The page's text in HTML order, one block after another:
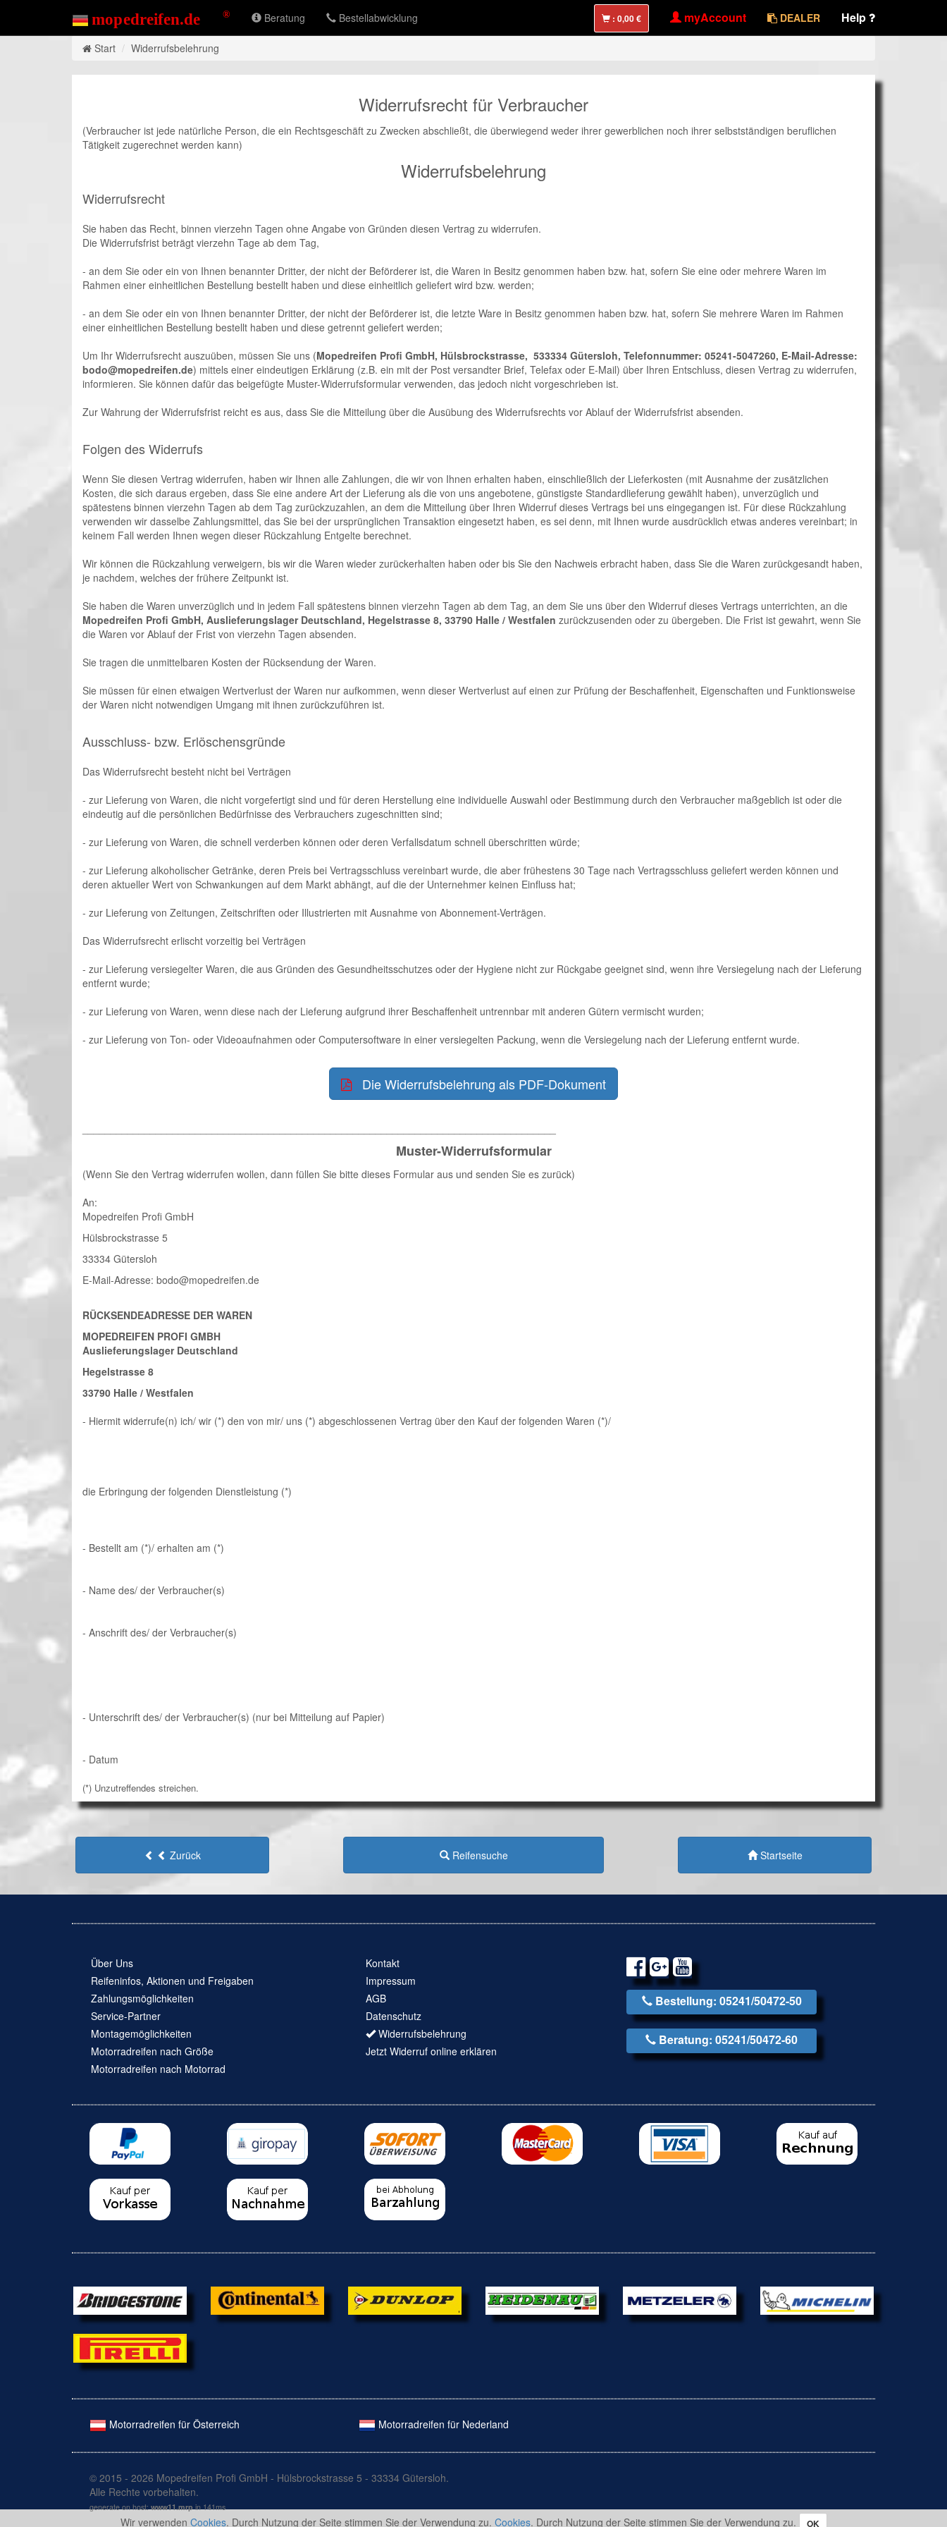
Beratung Bestellabwicklung : myAccount DEALER Help
Start Widerrufsbelehrung
Widerrufsrecht für Verbraucher
(Verbraucher ist jede natürliche Person, die ein Rechtsgeschäft zu Zwecken abschließt, die überwiegend weder ihrer gewerblichen noch ihrer selbstständigen beruflichen
Tätigkeit zugerechnet werden kann)
Widerrufsbelehrung
Widerrufsrecht
Sie haben das Recht, binnen vierzehn Tagen ohne Angabe von Gründen diesen Vertrag zu widerrufen.
Die Widerrufsfrist beträgt vierzehn Tage ab dem Tag,
- an dem Sie oder ein von Ihnen benannter Dritter, der nicht der Beförderer ist, die Waren in Besitz genommen haben bzw. hat, sofern Sie eine oder mehrere Waren im
Rahmen einer einheitlichen Bestellung bestellt haben und diese einheitlich geliefert wird bzw. werden;
- an dem Sie oder ein von Ihnen benannter Dritter, der nicht der Beförderer ist, die letzte Ware in Besitz genommen haben bzw. hat, sofern Sie mehrere Waren im Rahmen
einer einheitlichen Bestellung bestellt haben und diese getrennt geliefert werden;
Um Ihr Widerrufsrecht auszuüben, müssen Sie uns (Mopedreifen Profi GmbH, Hülsbrockstrasse, 533334 Gütersloh, Telefonnummer: 05241-5047260, E-Mail-Adresse:
bodo@mopedreifen.de) mittels einer eindeutigen Erklärung (z.B. ein mit der Post versandter Brief, Telefax oder E-Mail) über Ihren Entschluss, diesen Vertrag zu widerrufen,
informieren. Sie können dafür das beigefügte Muster-Widerrufsformular verwenden, das jedoch nicht vorgeschrieben ist.
Zur Wahrung der Widerrufsfrist reicht es aus, dass Sie die Mitteilung über die Ausübung des Widerrufsrechts vor Ablauf der Widerrufsfrist absenden.
Folgen des Widerrufs
Wenn Sie diesen Vertrag widerrufen, haben wir Ihnen alle Zahlungen, die wir von Ihnen erhalten haben, einschließlich der Lieferkosten (mit Ausnahme der zusätzlichen
Kosten, die sich daraus ergeben, dass Sie eine andere Art der Lieferung als die von uns angebotene, günstigste Standardlieferung gewählt haben), unverzüglich und
spätestens binnen vierzehn Tagen ab dem Tag zurückzuzahlen, an dem die Mitteilung über Ihren Widerruf dieses Vertrags bei uns eingegangen ist. Für diese Rückzahlung
verwenden wir dasselbe Zahlungsmittel, das Sie bei der ursprünglichen Transaktion eingesetzt haben, es sei denn, mit Ihnen wurde ausdrücklich etwas anderes vereinbart; in
keinem Fall werden Ihnen wegen dieser Rückzahlung Entgelte berechnet.
Wir können die Rückzahlung verweigern, bis wir die Waren wieder zurückerhalten haben oder bis Sie den Nachweis erbracht haben, dass Sie die Waren zurückgesandt haben,
je nachdem, welches der frühere Zeitpunkt ist.
Sie haben die Waren unverzüglich und in jedem Fall spätestens binnen vierzehn Tagen ab dem Tag, an dem Sie uns über den Widerruf dieses Vertrags unterrichten, an die
Mopedreifen Profi GmbH, Auslieferungslager Deutschland, Hegelstrasse 8, 33790 Halle / Westfalen zurückzusenden oder zu übergeben. Die Frist ist gewahrt, wenn Sie
die Waren vor Ablauf der Frist von vierzehn Tagen absenden.
Sie tragen die unmittelbaren Kosten der Rücksendung der Waren.
Sie müssen für einen etwaigen Wertverlust der Waren nur aufkommen, wenn dieser Wertverlust auf einen zur Prüfung der Beschaffenheit, Eigenschaften und Funktionsweise
der Waren nicht notwendigen Umgang mit ihnen zurückzuführen ist.
Ausschluss- bzw. Erlöschensgründe
Das Widerrufsrecht besteht nicht bei Verträgen
- zur Lieferung von Waren, die nicht vorgefertigt sind und für deren Herstellung eine individuelle Auswahl oder Bestimmung durch den Verbraucher maßgeblich ist oder die
eindeutig auf die persönlichen Bedürfnisse des Verbrauchers zugeschnitten sind;
- zur Lieferung von Waren, die schnell verderben können oder deren Verfallsdatum schnell überschritten würde;
- zur Lieferung alkoholischer Getränke, deren Preis bei Vertragsschluss vereinbart wurde, die aber frühestens 30 Tage nach Vertragsschluss geliefert werden können und
deren aktueller Wert von Schwankungen auf dem Markt abhängt, auf die der Unternehmer keinen Einfluss hat;
- zur Lieferung von Zeitungen, Zeitschriften oder Illustrierten mit Ausnahme von Abonnement-Verträgen.
Das Widerrufsrecht erlischt vorzeitig bei Verträgen
- zur Lieferung versiegelter Waren, die aus Gründen des Gesundheitsschutzes oder der Hygiene nicht zur Rückgabe geeignet sind, wenn ihre Versiegelung nach der Lieferung
entfernt wurde;
- zur Lieferung von Waren, wenn diese nach der Lieferung aufgrund ihrer Beschaffenheit untrennbar mit anderen Gütern vermischt wurden;
- zur Lieferung von Ton- oder Videoaufnahmen oder Computersoftware in einer versiegelten Packung, wenn die Versiegelung nach der Lieferung entfernt wurde.
Die Widerrufsbelehrung als PDF-Dokument
Muster-Widerrufsformular
(Wenn Sie den Vertrag widerrufen wollen, dann füllen Sie bitte dieses Formular aus und senden Sie es zurück)
An:
Mopedreifen Profi GmbH
Hülsbrockstrasse 5
33334 Gütersloh
E-Mail-Adresse: bodo@mopedreifen.de
RÜCKSENDEADRESSE DER WAREN
MOPEDREIFEN PROFI GMBH
Auslieferungslager Deutschland
Hegelstrasse 8
33790 Halle / Westfalen
- Hiermit widerrufe(n) ich/ wir (*) den von mir/ uns (*) abgeschlossenen Vertrag über den Kauf der folgenden Waren (*)/
die Erbringung der folgenden Dienstleistung (*)
- Bestellt am (*)/ erhalten am (*)
- Name des/ der Verbraucher(s)
- Anschrift des/ der Verbraucher(s)
- Unterschrift des/ der Verbraucher(s) (nur bei Mitteilung auf Papier)
- Datum
(*) Unzutreffendes streichen.
Zurück Reifensuche Startseite
Wir verwenden Cookies. Durch Nutzung der Seite stimmen Sie der Verwendung zu. Cookies. Durch Nutzung der Seite stimmen Sie der Verwendung zu. OK
Über Uns
Reifeninfos, Aktionen und Freigaben
Zahlungsmöglichkeiten
Service-Partner
Montagemöglichkeiten
Motorradreifen nach Größe
Motorradreifen nach Motorrad
Kontakt
Impressum
AGB
Datenschutz
Widerrufsbelehrung
Jetzt Widerruf online erklären
Bestellung: 05241/50472-50
Beratung: 05241/50472-60
Motorradreifen für Österreich Motorradreifen für Nederland
© 2015 - 2026 Mopedreifen Profi GmbH - Hülsbrockstrasse 5 - 33334 Gütersloh.
Alle Rechte vorbehalten.
generate on host:www11.mrpin 141ms